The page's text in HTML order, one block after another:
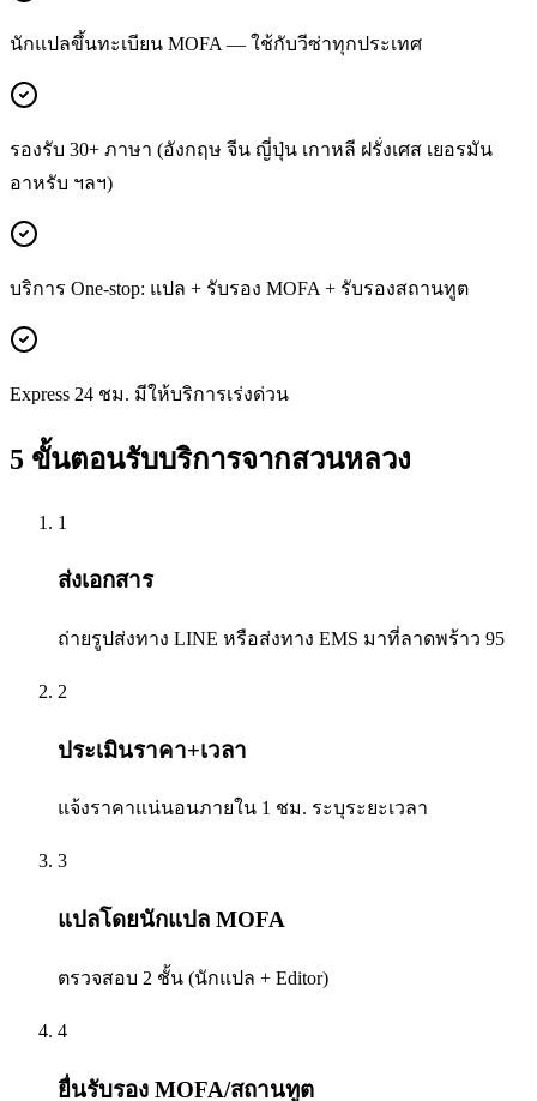
นักแปลขึ้นทะเบียน MOFA — ใช้กับวีซ่าทุกประเทศ
รองรับ 30+ ภาษา (อังกฤษ จีน ญี่ปุ่น เกาหลี ฝรั่งเศส เยอรมัน
อาหรับ ฯลฯ)
บริการ One-stop: แปล + รับรอง MOFA + รับรองสถานทูต
Express 24 ชม. มีให้บริการเร่งด่วน
5 ขั้นตอนรับบริการจากสวนหลวง
1
ส่งเอกสาร
ถ่ายรูปส่งทาง LINE หรือส่งทาง EMS มาที่ลาดพร้าว 95
2
ประเมินราคา+เวลา
แจ้งราคาแน่นอนภายใน 1 ชม. ระบุระยะเวลา
3
แปลโดยนักแปล MOFA
ตรวจสอบ 2 ชั้น (นักแปล + Editor)
4
ยื่นรับรอง MOFA/สถานทูต